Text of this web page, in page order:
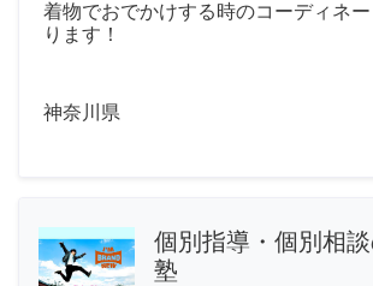
着物でおでかけする時のコーディネ
ります！
神奈川県
個別指導・個別相
塾